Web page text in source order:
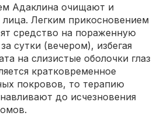
Адаклина очищают и
Легким прикосновением
средство на пораженную
сутки (вечером), избегая
на слизистые оболочки глаз
кратковременное
покровов, то терапию
до исчезновения